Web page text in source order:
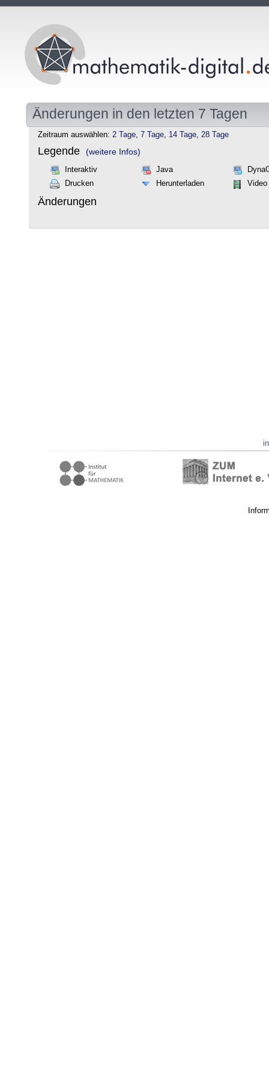
Änderungen in den letzten 7 Tagen
Zeitraum auswählen: 2 Tage, 7 Tage, 14 Tage, 28 Tage
Legende (weitere Infos)
Interaktiv Java
Drucken
Herunterladen Video
Änderungen